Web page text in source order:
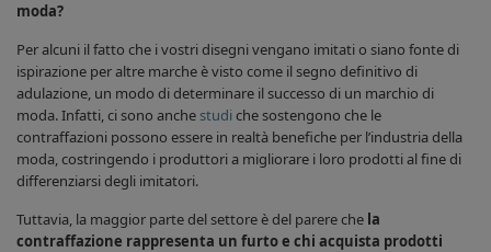
moda?
Per alcuni il fatto che i vostri disegni vengano imitati o siano fonte di
ispirazione per altre marche è visto come il segno definitivo di
adulazione, un modo di determinare il successo di un marchio di
moda. Infatti, ci sono anchestudi che sostengono che le
contraffazioni possono essere in realtà benefiche per l’industria della
moda, costringendo i produttori a migliorare i loro prodotti al fine di
differenziarsi degli imitatori.
Tuttavia, la maggior parte del settore è del parere che la
contraffazione rappresenta un furto e chi acquista prodotti